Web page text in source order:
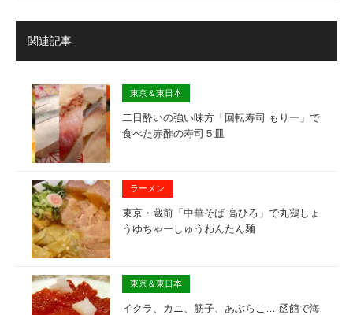
関連記事
東京＆東日本
二日酔いの強い味方「回転寿司 もり一」で
食べた赤酢の寿司５皿
ラーメン
東京・蔵前「中華そば 高ひろ」で丸鶏しょ
うゆちゃーしゅうわんたん麺
東京＆東日本
イクラ、カニ、筋子、あぶらこ… 函館で海